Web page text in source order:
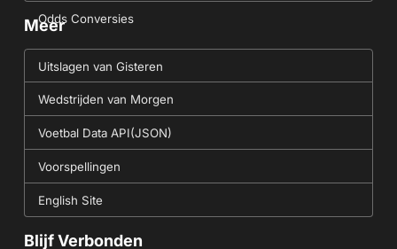
Odds Conversies
Meer
Uitslagen van Gisteren
Wedstrijden van Morgen
Voetbal Data API(JSON)
Voorspellingen
English Site
Blijf Verbonden